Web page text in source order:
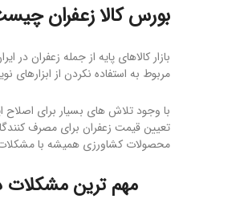
بورس کالا زعفران
بازار کالاهای پایه از جمله
مربوط به استفاده نکردن از ابزارهای
با وجود تلاش های بسیار برای
تعیین قیمت زعفران برای مصرف
محصولات کشاورزی همیشه با مشکلات
مهم ترین مشکلات